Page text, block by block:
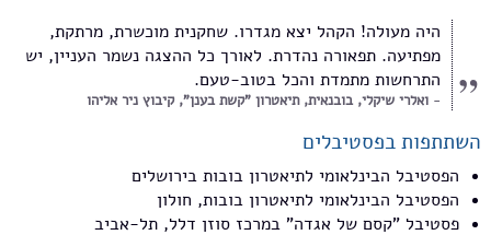
היה מעולה! הקהל יצא מגדרו. שחקנית מוכשרת, מרתקת,
מפתיעה. תפאורה נהדרת. לאורך כל ההצגה נשמר העניין, יש
התרחשות מתמדת והכל בטוב-טעם.
ואלרי שיקלי, בובנאית, תיאטרון "קשת בענן", קיבוץ ניר אליהו
השתתפות בפסטיבלים
הפסטיבל הבינלאומי לתיאטרון בובות בירושלים
הפסטיבל הבינלאומי לתיאטרון בובות, חולון
פסטיבל "קסם של אגדה" במרכז סוזן דלל, תל-אביב